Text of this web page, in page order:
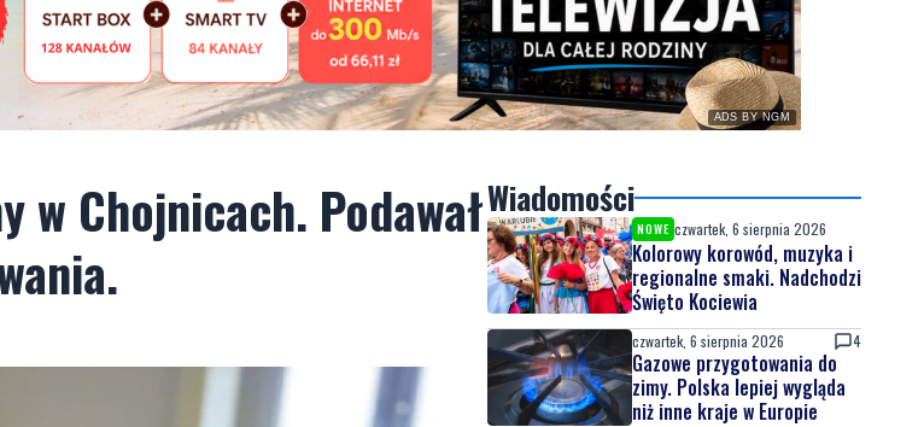
ADS BY NGM
w Chojnicach. PodawałWiadomości
NOWE czwartek, 6 sierpnia 2026
Kolorowy korowód, muzyka i
regionalne smaki. Nadchodzi
Święto Kociewia
czwartek, 6 sierpnia 2026 4
Gazowe przygotowania do
zimy. Polska lepiej wygląda
niż inne kraje w Europie